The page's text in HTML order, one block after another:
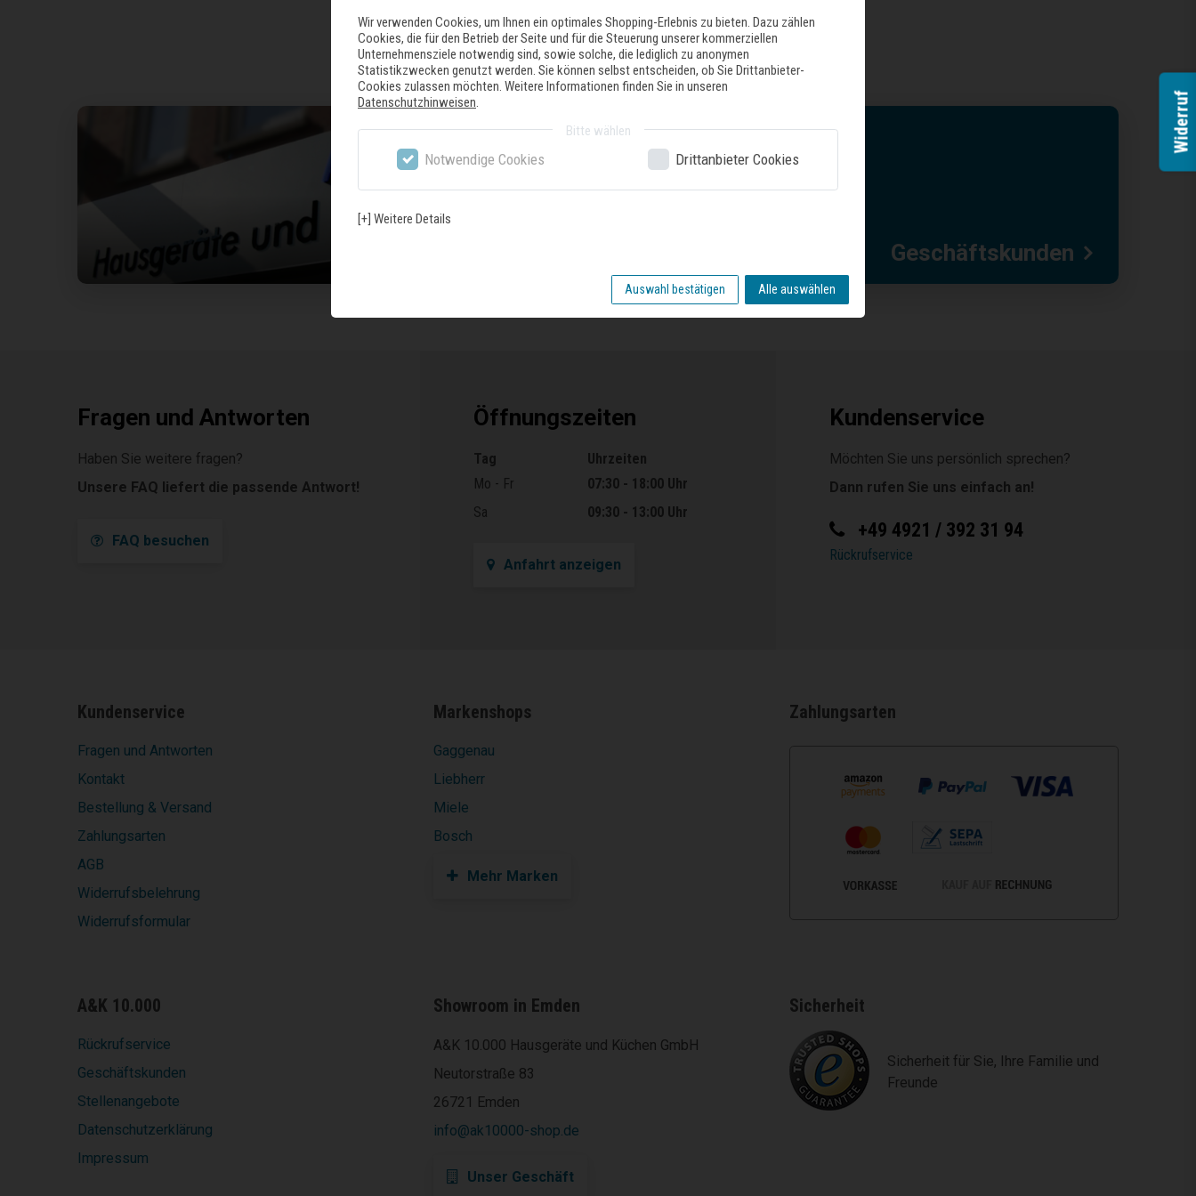
Geschäftskunden
Fragen und Antworten
Haben Sie weitere fragen?
Unsere FAQ liefert die passende Antwort!
FAQ besuchen
Öffnungszeiten
Öffnungszeiten
Tag
Uhrzeiten
Mo - Fr
07:30 - 18:00 Uhr
Sa
09:30 - 13:00 Uhr
Anfahrt anzeigen
Kundenservice
Möchten Sie uns persönlich sprechen?
Dann rufen Sie uns einfach an!
+49 4921 / 392 31 94
Rückrufservice
Kundenservice
Fragen und Antworten
Kontakt
Bestellung & Versand
Zahlungsarten
AGB
Widerrufsbelehrung
Widerrufsformular
Markenshops
Gaggenau
Liebherr
Miele
Bosch
Mehr Marken
Zahlungsarten
A&K 10.000
Rückrufservice
Geschäftskunden
Stellenangebote
Datenschutzerklärung
Impressum
Showroom in Emden
A&K 10.000 Hausgeräte und Küchen GmbH
Neutorstraße 83
26721 Emden
info@ak10000-shop.de
Unser Geschäft
Sicherheit
Sicherheit für Sie, Ihre Familie und
Freunde
Wir verwenden Cookies, um Ihnen ein optimales Shopping-Erlebnis zu bieten. Dazu zählen
Cookies, die für den Betrieb der Seite und für die Steuerung unserer kommerziellen
Unternehmensziele notwendig sind, sowie solche, die lediglich zu anonymen
Statistikzwecken genutzt werden. Sie können selbst entscheiden, ob Sie Drittanbieter-
Cookies zulassen möchten. Weitere Informationen finden Sie in unseren
Datenschutzhinweisen
Bitte wählen
Notwendige Cookies Drittanbieter Cookies
[+] Weitere Details
Auswahl bestätigen Alle auswählen
Widerruf